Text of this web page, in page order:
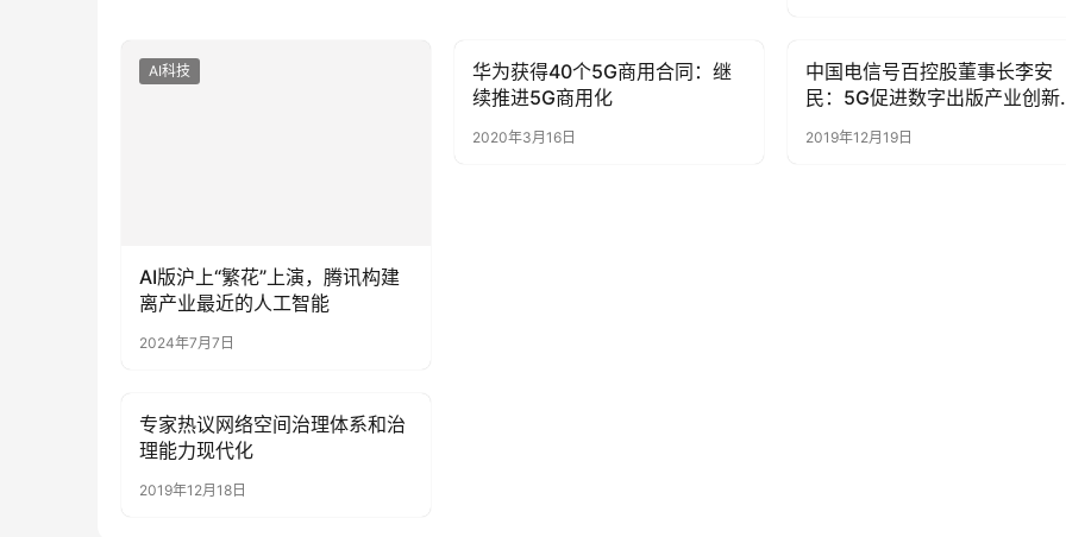
AI科技
AI版沪上“繁花”上演，腾讯构建
离产业最近的人工智能
2024年7月7日
AI科技
华为获得40个5G商用合同：继
续推进5G商用化
2020年3月16日
AI科技
中国电信号百控股董事长李安
民：5G促进数字出版产业创新
2019年12月19日
AI科技
专家热议网络空间治理体系和治
理能力现代化
2019年12月18日